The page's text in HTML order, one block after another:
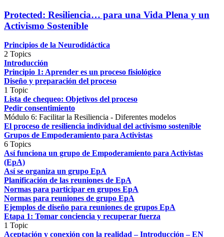
Protected: Resiliencia… para una Vida Plena y un
Activismo Sostenible
Principios de la Neurodidáctica
2 Topics
Introducción
Principio 1: Aprender es un proceso fisiológico
Diseño y preparación del proceso
1 Topic
Lista de chequeo: Objetivos del proceso
Pedir consentimiento
Módulo 6: Facilitar la Resiliencia - Diferentes modelos
El proceso de resiliencia individual del activismo sostenible
Grupos de Empoderamiento para Activistas
6 Topics
Así funciona un grupo de Empoderamiento para Activistas
(EpA)
Así se organiza un grupo EpA
Planificación de las reuniones de EpA
Normas para participar en grupos EpA
Normas para reuniones de grupo EpA
Ejemplos de diseño para reuniones de grupos EpA
Etapa 1: Tomar conciencia y recuperar fuerza
1 Topic
Aceptación y conexión con la realidad – Introducción – EN